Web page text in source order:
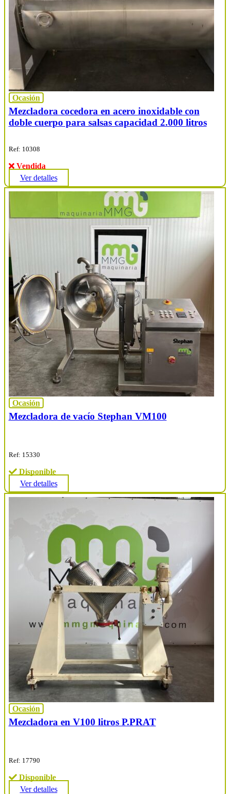
Ocasión
Mezcladora cocedora en acero inoxidable con
doble cuerpo para salsas capacidad 2.000 litros
Ref: 10308
Vendida
Ver detalles
Ocasión
Mezcladora de vacío Stephan VM100
Ref: 15330
Disponible
Ver detalles
Ocasión
Mezcladora en V100 litros P.PRAT
Ref: 17790
Disponible
Ver detalles